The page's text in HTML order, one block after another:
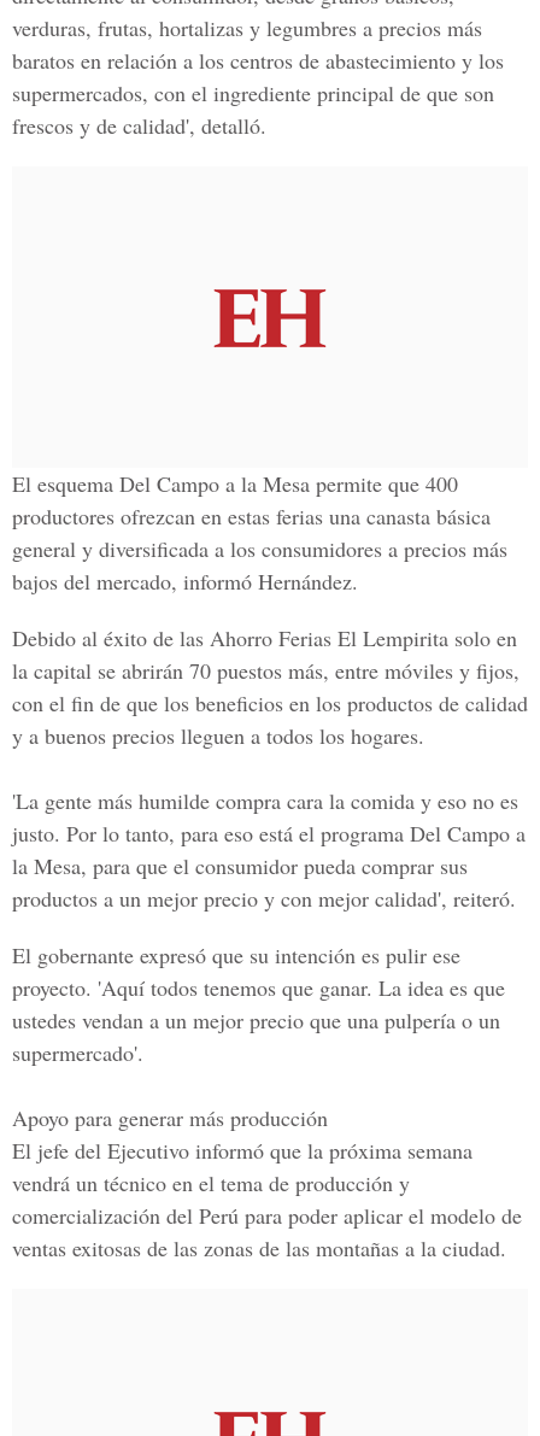
verduras, frutas, hortalizas y legumbres a precios más
baratos en relación a los centros de abastecimiento y los
supermercados, con el ingrediente principal de que son
frescos y de calidad', detalló.
El esquema Del Campo a la Mesa permite que 400
productores ofrezcan en estas ferias una canasta básica
general y diversificada a los consumidores a precios más
bajos del mercado, informó Hernández.
Debido al éxito de las Ahorro Ferias El Lempirita solo en
la capital se abrirán 70 puestos más, entre móviles y fijos,
con el fin de que los beneficios en los productos de calidad
y a buenos precios lleguen a todos los hogares.
'La gente más humilde compra cara la comida y eso no es
justo. Por lo tanto, para eso está el programa Del Campo a
la Mesa, para que el consumidor pueda comprar sus
productos a un mejor precio y con mejor calidad', reiteró.
El gobernante expresó que su intención es pulir ese
proyecto. 'Aquí todos tenemos que ganar. La idea es que
ustedes vendan a un mejor precio que una pulpería o un
supermercado'.
Apoyo para generar más producción
El jefe del Ejecutivo informó que la próxima semana
vendrá un técnico en el tema de producción y
comercialización del Perú para poder aplicar el modelo de
ventas exitosas de las zonas de las montañas a la ciudad.